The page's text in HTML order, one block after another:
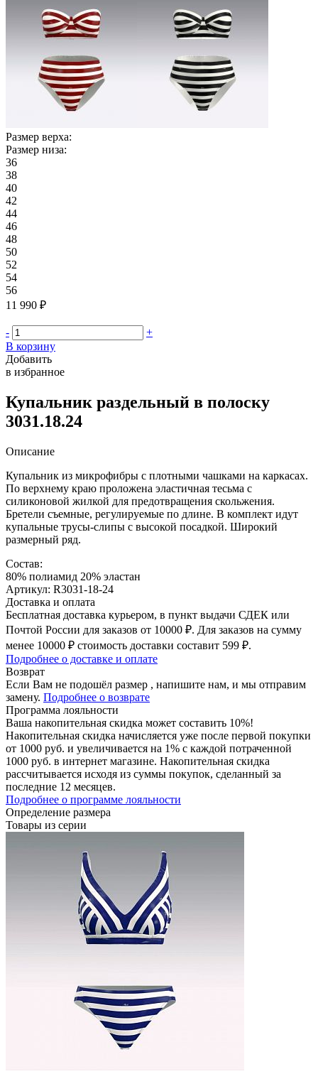
Размер верха:
Размер низа:
36
38
40
42
44
46
48
50
52
54
56
11 990 ₽
-
+
В корзину
Добавить
в избранное
Купальник раздельный в полоску
3031.18.24
Описание
Купальник из микрофибры с плотными чашками на каркасах.
По верхнему краю проложена эластичная тесьма с
силиконовой жилкой для предотвращения скольжения.
Бретели съемные, регулируемые по длине. В комплект идут
купальные трусы-слипы с высокой посадкой. Широкий
размерный ряд.
Состав:
80% полиамид 20% эластан
Артикул: R3031-18-24
Доставка и оплата
Бесплатная доставка курьером, в пункт выдачи СДЕК или
Почтой России для заказов от 10000 ₽. Для заказов на сумму
менее 10000 ₽ стоимость доставки составит 599 ₽.
Подробнее о доставке и оплате
Возврат
Если Вам не подошёл размер , напишите нам, и мы отправим
замену. Подробнее о возврате
Программа лояльности
Ваша накопительная скидка может составить 10%!
Накопительная скидка начисляется уже после первой покупки
от 1000 руб. и увеличивается на 1% с каждой потраченной
1000 руб. в интернет магазине. Накопительная скидка
рассчитывается исходя из суммы покупок, сделанный за
последние 12 месяцев.
Подробнее о программе лояльности
Определение размера
Товары из серии